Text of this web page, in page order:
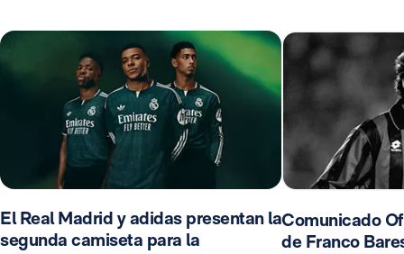
El Real Madrid y adidas presentan la
segunda camiseta para la
Comunicado
de Franco